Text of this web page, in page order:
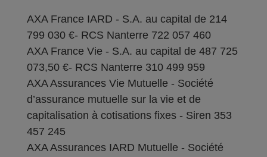
AXA France IARD - S.A. au capital de 214
799 030 €- RCS Nanterre 722 057 460
AXA France Vie - S.A. au capital de 487 725
073,50 €- RCS Nanterre 310 499 959
AXA Assurances Vie Mutuelle - Société
d’assurance mutuelle sur la vie et de
capitalisation à cotisations fixes - Siren 353
457 245
AXA Assurances IARD Mutuelle - Société